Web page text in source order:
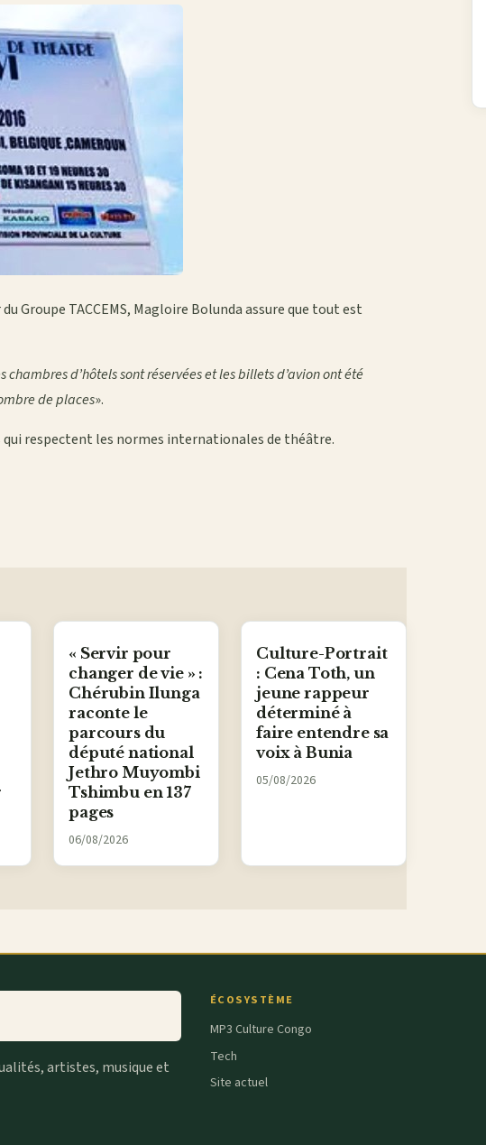
Groupe TACCEMS, Magloire Bolunda assure que tout est
d’hôtels sont réservées et les billets d’avion ont été
de places».
respectent les normes internationales de théâtre.
« Servir pour
changer de vie » :
Chérubin Ilunga
raconte le
parcours du
député national
Jethro Muyombi
Tshimbu en 137
pages
06/08/2026
Culture-Portrait
: Cena Toth, un
jeune rappeur
déterminé à
faire entendre sa
voix à Bunia
05/08/2026
artistes, musique et
ÉCOSYSTÈME
MP3 Culture Congo
Tech
Site actuel